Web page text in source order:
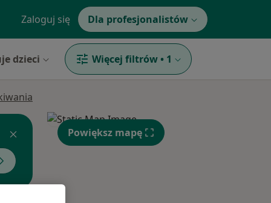
Zaloguj się Dla profesjonalistów
dzieci Więcej filtrów • 1
Powiększ mapę